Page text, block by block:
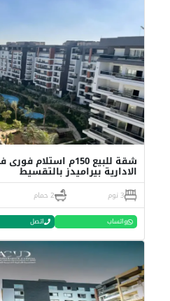
شقة للبيع 150م
الادارية بيراميدز بالتقسيط
3 نوم 2 حمام
واتساب اتصل